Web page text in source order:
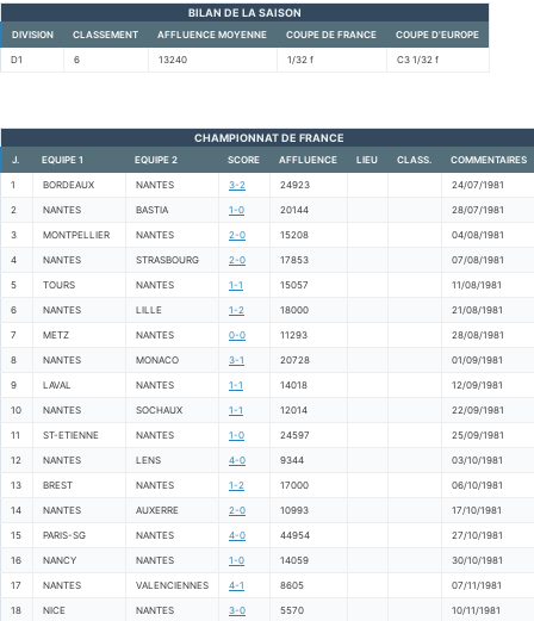
BILAN DE LA SAISON
DIVISION CLASSEMENT AFFLUENCE MOYENNE COUPE DE FRANCE COUPE D'EUROPE
D1 6 13240 1/32 f C3 1/32 f
CHAMPIONNAT DE FRANCE
J. EQUIPE 1 EQUIPE 2 SCORE AFFLUENCE LIEU CLASS. COMMENTAIRES
1 BORDEAUX NANTES 3-2 24923 24/07/1981
2 NANTES BASTIA 1-0 20144 28/07/1981
3 MONTPELLIER NANTES 2-0 15208 04/08/1981
4 NANTES STRASBOURG 2-0 17853 07/08/1981
5 TOURS NANTES 1-1 15057 11/08/1981
6 NANTES LILLE 1-2 18000 21/08/1981
7 METZ NANTES 0-0 11293 28/08/1981
8 NANTES MONACO 3-1 20728 01/09/1981
9 LAVAL NANTES 1-1 14018 12/09/1981
10 NANTES SOCHAUX 1-1 12014 22/09/1981
11 ST-ETIENNE NANTES 1-0 24597 25/09/1981
12 NANTES LENS 4-0 9344 03/10/1981
13 BREST NANTES 1-2 17000 06/10/1981
14 NANTES AUXERRE 2-0 10993 17/10/1981
15 PARIS-SG NANTES 4-0 44954 27/10/1981
16 NANCY NANTES 1-0 14059 30/10/1981
17 NANTES VALENCIENNES 4-1 8605 07/11/1981
18 NICE NANTES 3-0 5570 10/11/1981